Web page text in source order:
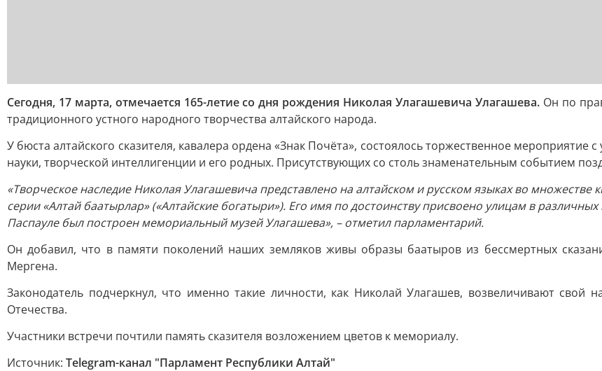
Сегодня, 17 марта, отмечается 165-летие со дня рождения Николая Улагашевича Улагашева. Он по
традиционного устного народного творчества алтайского народа.
У бюста алтайского сказителя, кавалера ордена «Знак Почёта», состоялось торжественное мероприятие
науки, творческой интеллигенции и его родных. Присутствующих со столь знаменательным событием
«Творческое наследие Николая Улагашевича представлено на алтайском и русском языках во множестве
серии «Алтай баатырлар» («Алтайские богатыри»). Его имя по достоинству присвоено улицам в
Паспауле был построен мемориальный музей Улагашева», – отметил парламентарий.
Он добавил, что в памяти поколений наших земляков живы образы баатыров из бессмертных
Мергена.
Законодатель подчеркнул, что именно такие личности, как Николай Улагашев, возвеличивают свой
Отечества.
Участники встречи почтили память сказителя возложением цветов к мемориалу.
Источник: Telegram-канал "Парламент Республики Алтай"